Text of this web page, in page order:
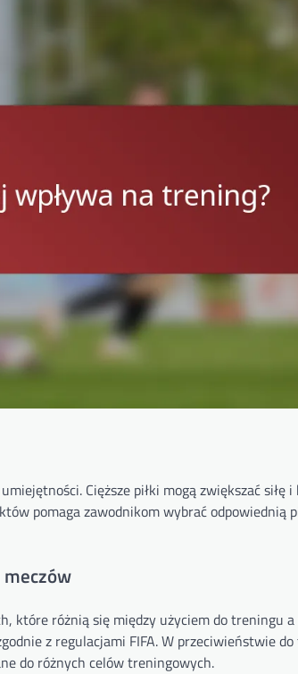
Cięższe piłki mogą zwiększać siłę
pomaga zawodnikom wybrać odpowiednią
które różnią się między użyciem do treningu a
z regulacjami FIFA. W przeciwieństwie
do różnych celów treningowych.